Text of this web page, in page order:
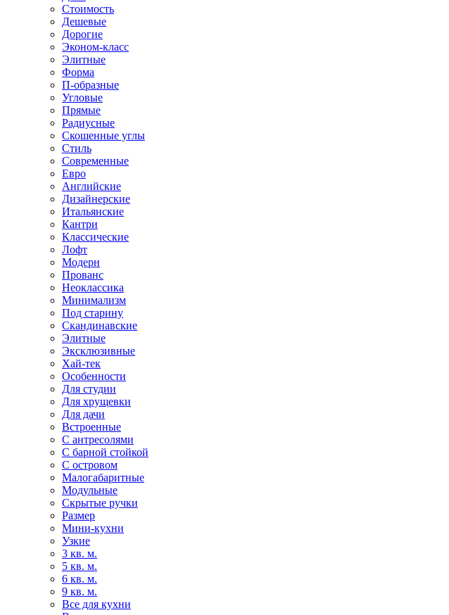
Стоимость
Дешевые
Дорогие
Эконом-класс
Элитные
Форма
П-образные
Угловые
Прямые
Радиусные
Скошенные углы
Стиль
Современные
Евро
Английские
Дизайнерские
Итальянские
Кантри
Классические
Лофт
Модерн
Прованс
Неоклассика
Минимализм
Под старину
Скандинавские
Элитные
Эксклюзивные
Хай-тек
Особенности
Для студии
Для хрущевки
Для дачи
Встроенные
С антресолями
С барной стойкой
С островом
Малогабаритные
Модульные
Скрытые ручки
Размер
Мини-кухни
Узкие
3 кв. м.
5 кв. м.
6 кв. м.
9 кв. м.
Все для кухни